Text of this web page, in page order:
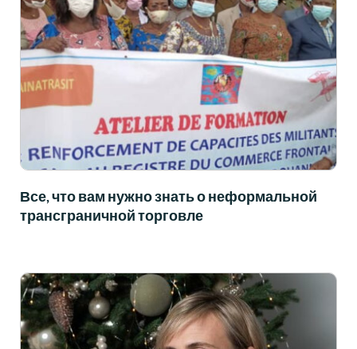
Все, что вам нужно знать о неформальной
трансграничной торговле